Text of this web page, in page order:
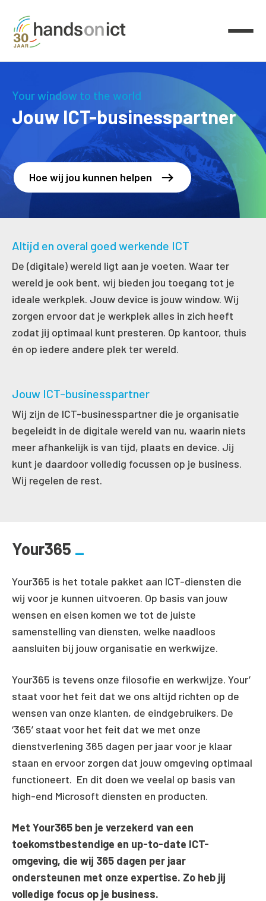
Your window to the world
Jouw ICT-businesspartner
Hoe wij jou kunnen helpen
Altijd en overal goed werkende ICT
De (digitale) wereld ligt aan je voeten. Waar ter
wereld je ook bent, wij bieden jou toegang tot je
ideale werkplek. Jouw device is jouw window. Wij
zorgen ervoor dat je werkplek alles in zich heeft
zodat jij optimaal kunt presteren. Op kantoor, thuis
én op iedere andere plek ter wereld.
Jouw ICT-businesspartner
Wij zijn de ICT-businesspartner die je organisatie
begeleidt in de digitale wereld van nu, waarin niets
meer afhankelijk is van tijd, plaats en device. Jij
kunt je daardoor volledig focussen op je business.
Wij regelen de rest.
Your365
Your365 is het totale pakket aan ICT-diensten die
wij voor je kunnen uitvoeren. Op basis van jouw
wensen en eisen komen we tot de juiste
samenstelling van diensten, welke naadloos
aansluiten bij jouw organisatie en werkwijze.
Your365 is tevens onze filosofie en werkwijze. Your’
staat voor het feit dat we ons altijd richten op de
wensen van onze klanten, de eindgebruikers. De
‘365’ staat voor het feit dat we met onze
dienstverlening 365 dagen per jaar voor je klaar
staan en ervoor zorgen dat jouw omgeving optimaal
functioneert. En dit doen we veelal op basis van
high-end Microsoft diensten en producten.
Met Your365 ben je verzekerd van een
toekomstbestendige en up-to-date ICT-
omgeving, die wij 365 dagen per jaar
ondersteunen met onze expertise. Zo heb jij
volledige focus op je business.